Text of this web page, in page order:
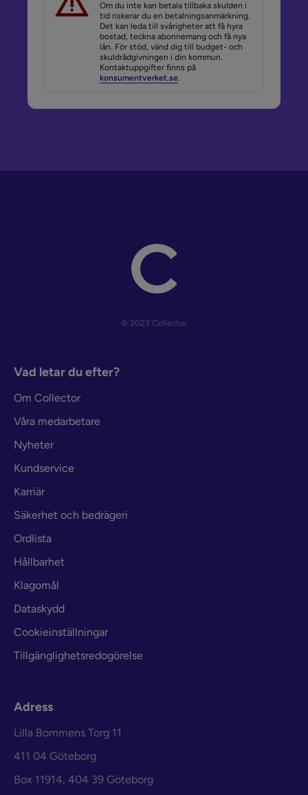
Om du inte kan betala tillbaka skulden i
tid riskerar du en betalningsanmärkning.
Det kan leda till svårigheter att få hyra
bostad, teckna abonnemang och få nya
lån. För stöd, vänd dig till budget- och
skuldrådgivningen i din kommun.
Kontaktuppgifter finns på
konsumentverket.se.
© 2023 Collector
Vad letar du efter?
Om Collector
Våra medarbetare
Nyheter
Kundservice
Karriär
Säkerhet och bedrägeri
Ordlista
Hållbarhet
Klagomål
Dataskydd
Cookieinställningar
Tillgänglighetsredogörelse
Adress
Lilla Bommens Torg 11
411 04 Göteborg
Box 11914, 404 39 Göteborg